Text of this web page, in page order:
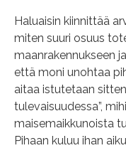
Haluaisin kiinnittää
miten suuri osuus
maanrakennukseen
että moni unohtaa
aitaa istutetaan
tulevaisuudessa”,
maisemaikkunoista
Pihaan kuluu ihan